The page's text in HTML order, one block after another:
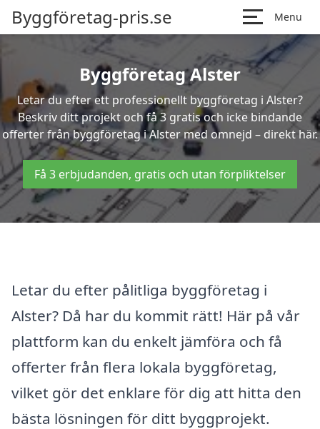
Byggföretag-pris.se Menu
Byggföretag Alster
Letar du efter ett professionellt byggföretag i Alster?
Beskriv ditt projekt och få 3 gratis och icke bindande
offerter från byggföretag i Alster med omnejd – direkt här.
Få 3 erbjudanden, gratis och utan förpliktelser
Letar du efter pålitliga byggföretag i
Alster? Då har du kommit rätt! Här på vår
plattform kan du enkelt jämföra och få
offerter från flera lokala byggföretag,
vilket gör det enklare för dig att hitta den
bästa lösningen för ditt byggprojekt.